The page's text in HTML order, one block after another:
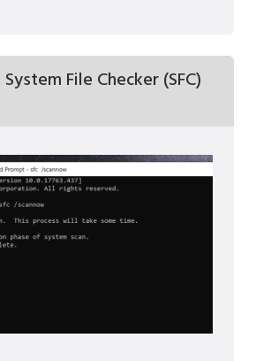
File Checker (SFC)